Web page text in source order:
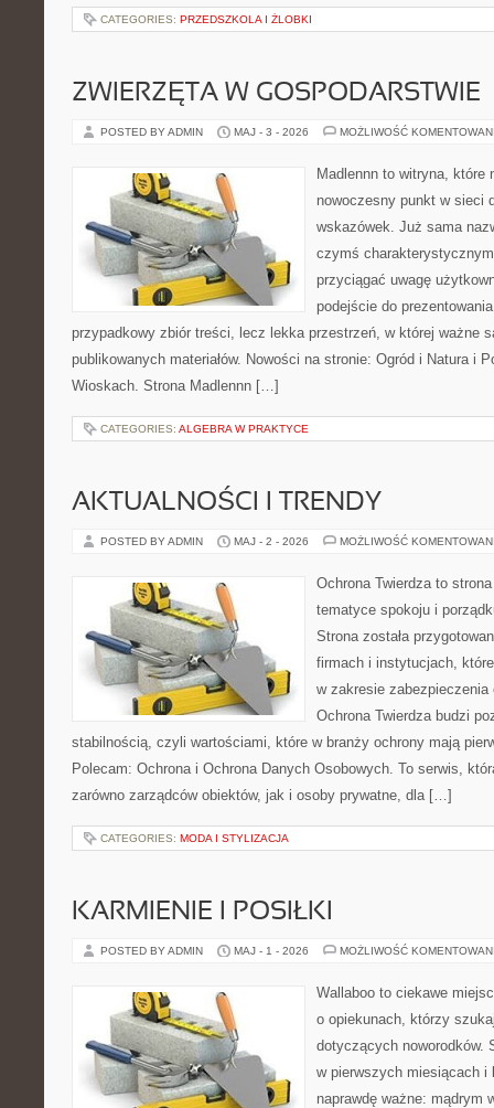
CATEGORIES: PRZEDSZKOLA I ŻLOBKI
ZWIERZĘTA W GOSPODARSTWIE
POSTED BY ADMIN MAJ - 3 - 2026 MOŻLIWOŚĆ
Madlennn to witryna, które
nowoczesny punkt w sieci
wskazówek. Już sama
czymś
przyciągać uwagę
podejście do
przypadkowy zbiór treści, lecz lekka przestrzeń, w której ważne
publikowanych materiałów. Nowości na stronie: Ogród i Natura i
Wioskach. Strona Madlennn […]
CATEGORIES: ALGEBRA W PRAKTYCE
AKTUALNOŚCI I TRENDY
POSTED BY ADMIN MAJ - 2 - 2026 MOŻLIWOŚĆ
Ochrona Twierdza to
tematyce spokoju i
Strona została
firmach i instytucjach,
w zakresie
Ochrona Twierdza budzi
stabilnością, czyli wartościami, które w branży ochrony mają
Polecam: Ochrona i Ochrona Danych Osobowych. To serwis,
zarówno zarządców obiektów, jak i osoby prywatne, dla […]
CATEGORIES: MODA I STYLIZACJA
KARMIENIE I POSIŁKI
POSTED BY ADMIN MAJ - 1 - 2026 MOŻLIWOŚĆ
Wallaboo to ciekawe
o opiekunach, którzy
dotyczących noworodków.
w pierwszych miesiącach
naprawdę ważne: mądrym